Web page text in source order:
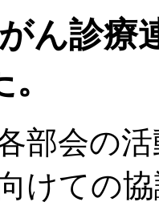
ん診療
部会の
けての